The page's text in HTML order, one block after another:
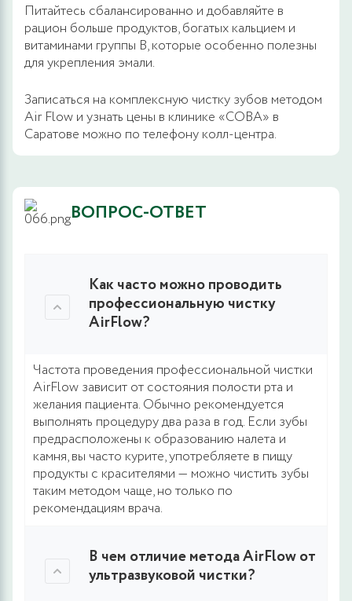
Питайтесь сбалансированно и добавляйте в
рацион больше продуктов, богатых кальцием и
витаминами группы B, которые особенно полезны
для укрепления эмали.
Записаться на комплексную чистку зубов методом
Аir Flow и узнать цены в клинике «СОВА» в
Саратове можно по телефону колл-центра.
ВОПРОС-ОТВЕТ
Как часто можно проводить
профессиональную чистку
AirFlow?
Частота проведения профессиональной чистки
AirFlow зависит от состояния полости рта и
желания пациента. Обычно рекомендуется
выполнять процедуру два раза в год. Если зубы
предрасположены к образованию налета и
камня, вы часто курите, употребляете в пищу
продукты с красителями — можно чистить зубы
таким методом чаще, но только по
рекомендациям врача.
В чем отличие метода AirFlow от
ультразвуковой чистки?